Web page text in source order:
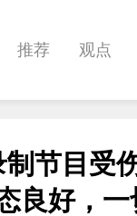
推荐 观点
体育 娱乐
制节目受
良好，一